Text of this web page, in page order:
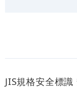
JIS規格安全標